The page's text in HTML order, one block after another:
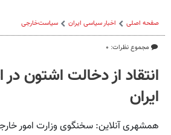
صفحه اصلی اخبار سیاسی ایران سیاست‌خارجی
مجموع نظرات: ۰
انتقاد از دخالت اشتون در
ایران
همشهری آنلاین: سخنگوی وزارت امور خارجه